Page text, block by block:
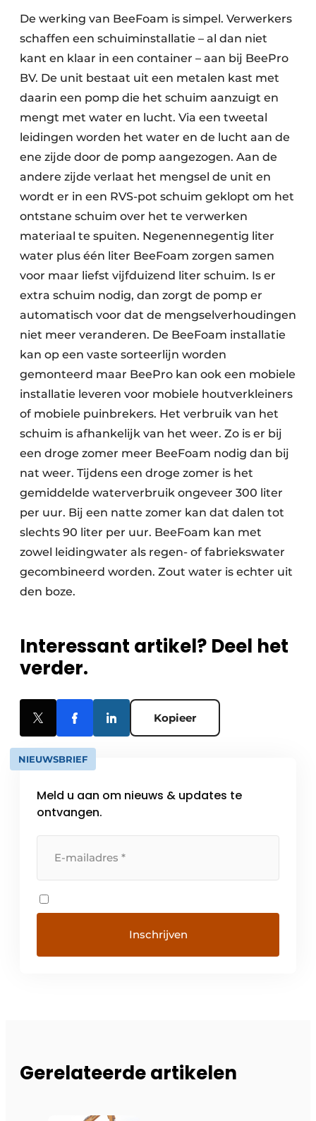
De werking van BeeFoam is simpel. Verwerkers
schaffen een schuiminstallatie – al dan niet
kant en klaar in een container – aan bij BeePro
BV. De unit bestaat uit een metalen kast met
daarin een pomp die het schuim aanzuigt en
mengt met water en lucht. Via een tweetal
leidingen worden het water en de lucht aan de
ene zijde door de pomp aangezogen. Aan de
andere zijde verlaat het mengsel de unit en
wordt er in een RVS-pot schuim geklopt om het
ontstane schuim over het te verwerken
materiaal te spuiten. Negenennegentig liter
water plus één liter BeeFoam zorgen samen
voor maar liefst vijfduizend liter schuim. Is er
extra schuim nodig, dan zorgt de pomp er
automatisch voor dat de mengselverhoudingen
niet meer veranderen. De BeeFoam installatie
kan op een vaste sorteerlijn worden
gemonteerd maar BeePro kan ook een mobiele
installatie leveren voor mobiele houtverkleiners
of mobiele puinbrekers. Het verbruik van het
schuim is afhankelijk van het weer. Zo is er bij
een droge zomer meer BeeFoam nodig dan bij
nat weer. Tijdens een droge zomer is het
gemiddelde waterverbruik ongeveer 300 liter
per uur. Bij een natte zomer kan dat dalen tot
slechts 90 liter per uur. BeeFoam kan met
zowel leidingwater als regen- of fabriekswater
gecombineerd worden. Zout water is echter uit
den boze.
Interessant artikel? Deel het
verder.
Kopieer
NIEUWSBRIEF
Meld u aan om nieuws & updates te
ontvangen.
Gerelateerde artikelen